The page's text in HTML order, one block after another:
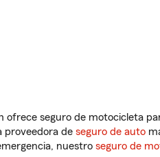
ofrece seguro de motocicleta
proveedora de seguro de auto
nuestro seguro de